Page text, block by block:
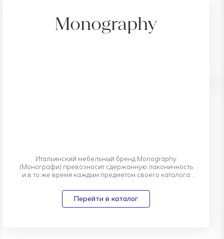
Monography
Итальянский мебельный бренд Monography
(Монографи) превозносит сдержанную лаконичность
и в то же время каждым предметом своего каталога
следовать моде и скоротечным тенденциям. Однако у
него есть визитная карточка - простота и
эргономичность. Это позволяет предметам мебели
Перейти в каталог